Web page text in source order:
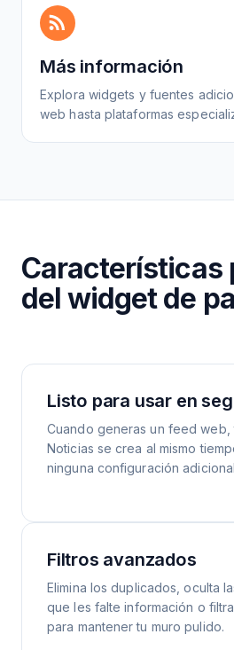
Más información
Explora widgets y fuentes
web hasta plataformas
Características
del widget de
Listo para usar en
Cuando generas un feed
Noticias se crea al mismo
ninguna configuración
Filtros avanzados
Elimina los duplicados, oculta
que les falte información o
para mantener tu muro pulido.